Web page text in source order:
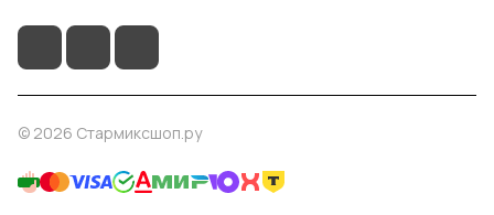
© 2026 Стармиксшоп.ру